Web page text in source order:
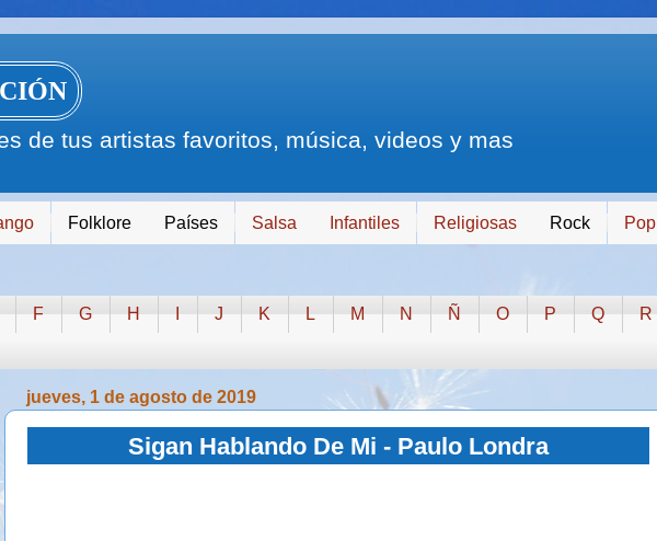
de tus artistas favoritos, música, videos y mas
Folklore Países Salsa Infantiles Religiosas Rock Pop
F G H J K L M N Ñ O P Q R
jueves, 1 de agosto de 2019
Sigan Hablando De Mi - Paulo Londra